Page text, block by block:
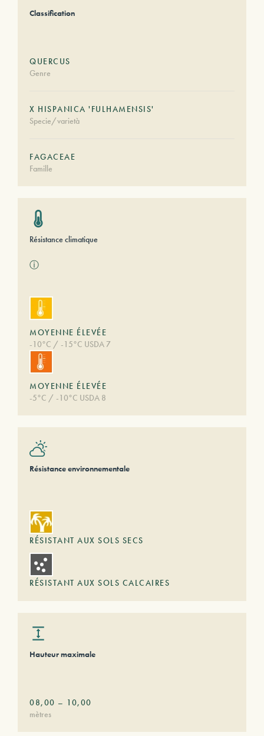
Classification
QUERCUS
Genre
X HISPANICA 'FULHAMENSIS'
Specie/varietà
FAGACEAE
Famille
Résistance climatique
ⓘ
MOYENNE ÉLEVÉE
-10°C / -15°C USDA 7
MOYENNE ÉLEVÉE
-5°C / -10°C USDA 8
Résistance environnementale
RÉSISTANT AUX SOLS SECS
RÉSISTANT AUX SOLS CALCAIRES
Hauteur maximale
08,00 – 10,00
mètres